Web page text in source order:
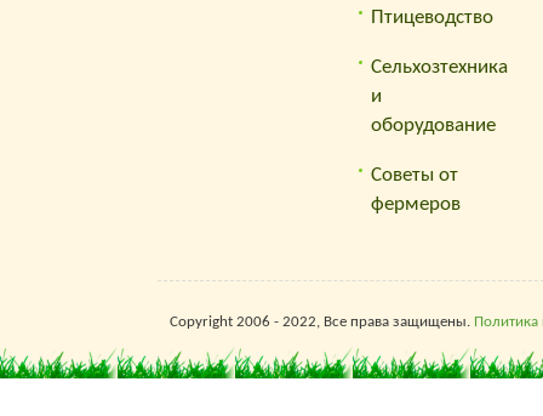
Птицеводство
Сельхозтехника
и
оборудование
Советы от
фермеров
Copyright 2006 - 2022, Все права защищены. Политика